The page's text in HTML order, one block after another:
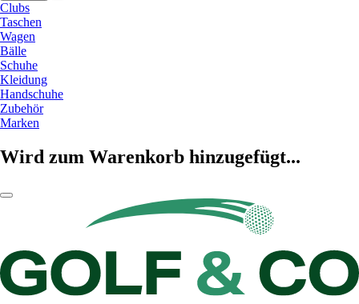
Clubs
Taschen
Wagen
Bälle
Schuhe
Kleidung
Handschuhe
Zubehör
Marken
Wird zum Warenkorb hinzugefügt...